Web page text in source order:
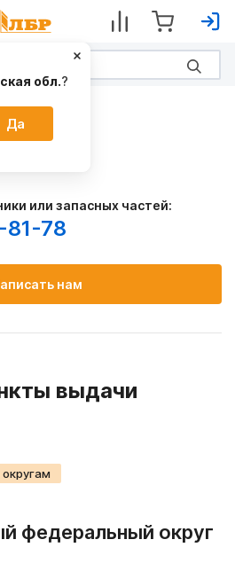
или запасных частей:
81-78
нам
выдачи
федеральный округ
обл.?
Да